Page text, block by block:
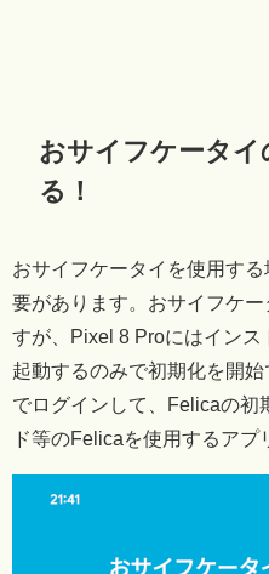
おサイフケータイ
る！
おサイフケータイを使用す
要があります。おサイフケ
すが、Pixel 8 Proにはイン
起動するのみで初期化を開
でログインして、Felicaの初
ド等のFelicaを使用するアプ